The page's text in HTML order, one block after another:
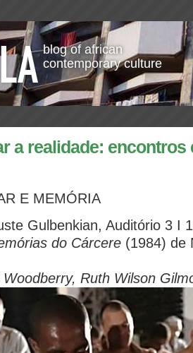
blog of african
contemporary culture
a realidade: encontros
E MEMÓRIA
Gulbenkian, Auditório 3 I
do Cárcere (1984) de
Woodberry, Ruth Wilson